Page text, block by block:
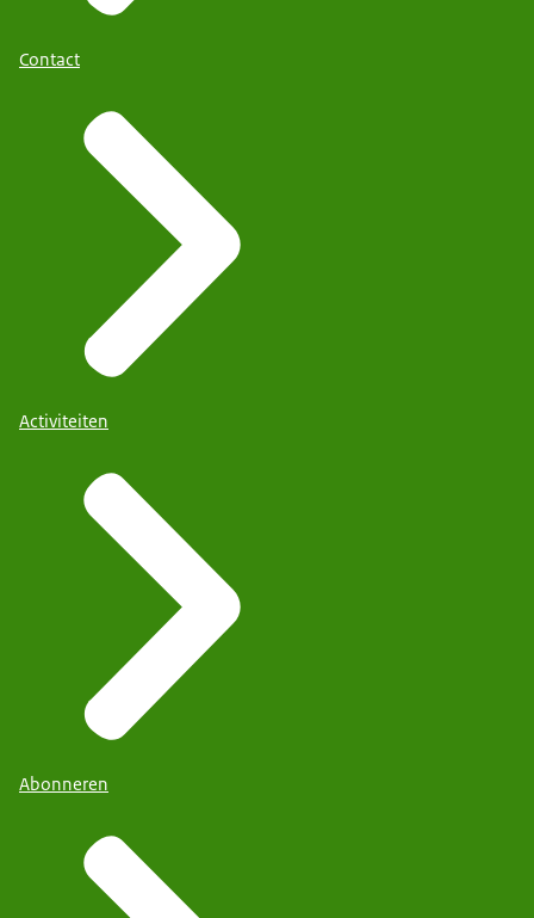
Contact
Activiteiten
Abonneren